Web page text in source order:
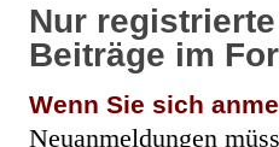
Nur
Beiträge im
Wenn Sie sich
Neuanmeldungen